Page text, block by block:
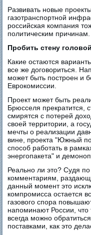
Развивать новые
газотранспортной
российская компания
политическим причинам.
Пробить стену головой
Какие остаются
все же договориться.
может быть построен и
Еврокомиссии.
Проект может быть
Брюсселя прекратится,
смирятся с потерей
своей территории, а
мечты о реализации
вине, проекта "Южный
способ работать в
энергопакета" и
Реально ли это? Судя
комментариям,
данный момент это
компромисса остается
газового спора
напоминают России, что
всегда можно
поставками, как это